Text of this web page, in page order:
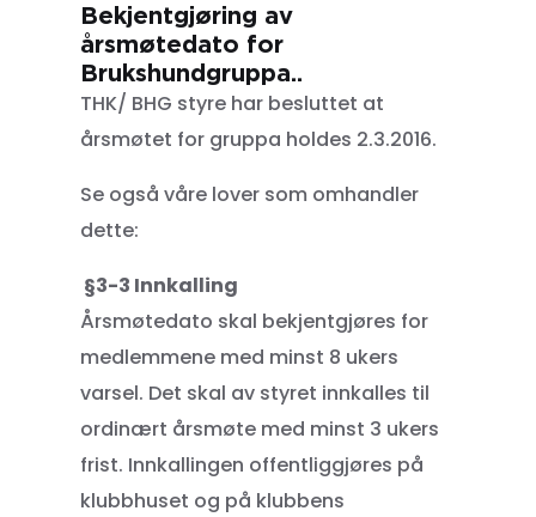
Bekjentgjøring av
årsmøtedato for
Brukshundgruppa..
THK/ BHG styre har besluttet at
årsmøtet for gruppa holdes 2.3.2016.
Se også våre lover som omhandler
dette:
§3-3 Innkalling
Årsmøtedato skal bekjentgjøres for
medlemmene med minst 8 ukers
varsel. Det skal av styret innkalles til
ordinært årsmøte med minst 3 ukers
frist. Innkallingen offentliggjøres på
klubbhuset og på klubbens